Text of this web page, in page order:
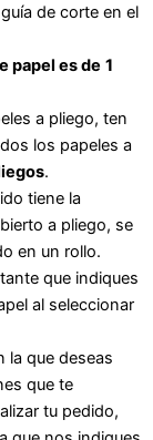
de corte en el
papel es de 1
a pliego, ten
los papeles a
.
tiene la
a pliego, se
en un rollo.
que indiques
al seleccionar
la que deseas
que te
tu pedido,